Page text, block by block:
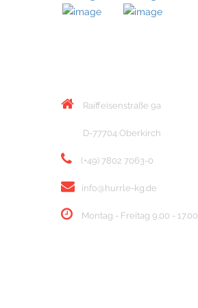
Raiffeisenstraße 9a
D-77704 Oberkirch
(+49) 7802 7063-0
info@hurrle-kg.de
Montag - Freitag 9.00 - 17.00